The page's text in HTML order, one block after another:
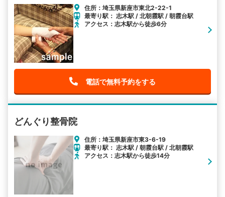
住所：埼玉県新座市東北2-22-1
最寄り駅： 志木駅 / 北朝霞駅 / 朝霞台駅
アクセス：志木駅から徒歩6分
電話で無料予約をする
どんぐり整骨院
住所：埼玉県新座市東3-6-19
最寄り駅： 志木駅 / 朝霞台駅 / 北朝霞駅
アクセス：志木駅から徒歩14分